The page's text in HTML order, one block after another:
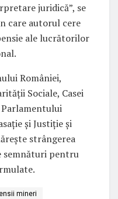
juridică”, se
care autorul cere
ale lucrătorilor
României,
Sociale, Casei
Parlamentului
și Justiție și
strângerea
semnături pentru
mineri